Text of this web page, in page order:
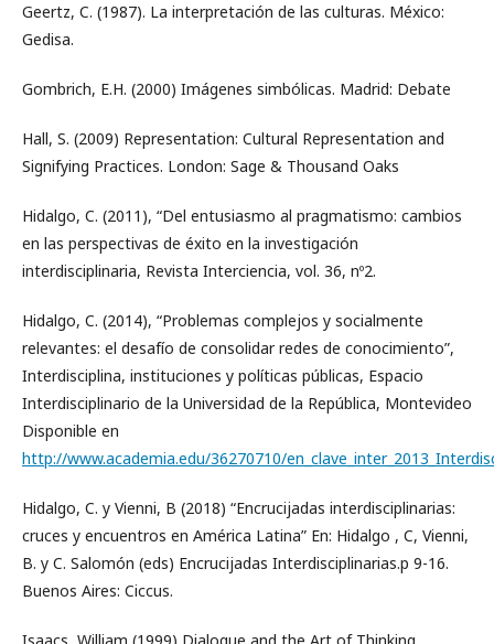
Geertz, C. (1987). La interpretación de las culturas. México:
Gedisa.
Gombrich, E.H. (2000) Imágenes simbólicas. Madrid: Debate
Hall, S. (2009) Representation: Cultural Representation and
Signifying Practices. London: Sage & Thousand Oaks
Hidalgo, C. (2011), “Del entusiasmo al pragmatismo: cambios
en las perspectivas de éxito en la investigación
interdisciplinaria, Revista Interciencia, vol. 36, nº2.
Hidalgo, C. (2014), “Problemas complejos y socialmente
relevantes: el desafío de consolidar redes de conocimiento”,
Interdisciplina, instituciones y políticas públicas, Espacio
Interdisciplinario de la Universidad de la República, Montevideo
Disponible en
http://www.academia.edu/36270710/
Hidalgo, C. y Vienni, B (2018) “Encrucijadas interdisciplinarias:
cruces y encuentros en América Latina” En: Hidalgo , C, Vienni,
B. y C. Salomón (eds) Encrucijadas Interdisciplinarias.p 9-16.
Buenos Aires: Ciccus.